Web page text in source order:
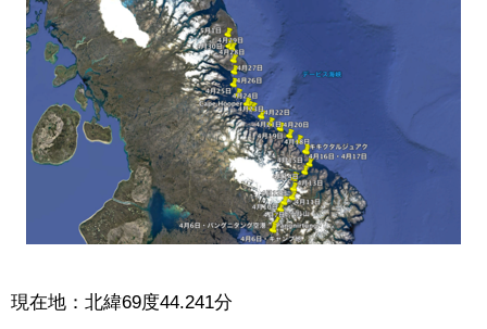
現在地：北緯69度44.241分